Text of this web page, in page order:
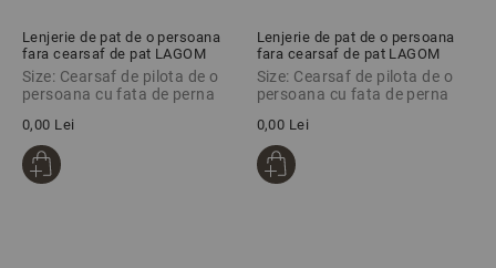
Lenjerie de pat de o persoana
fara cearsaf de pat LAGOM
BORDEAUX, 100% bumbac
ranforce, 2 piese
Size: Cearsaf de pilota de o
persoana cu fata de perna
0,00 Lei
Lenjerie de pat de o persoana
fara cearsaf de pat LAGOM
PORTOCALIU, 100% bumbac
ranforce, 2 piese
Size: Cearsaf de pilota de o
persoana cu fata de perna
0,00 Lei